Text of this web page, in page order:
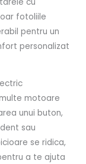
fotoliile
pentru un
personalizat
motoare
unui buton,
sau
se ridica,
a te ajuta